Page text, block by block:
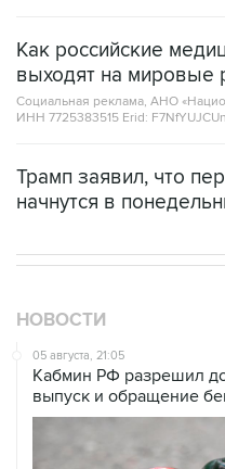
Как российские
выходят на мировые
Социальная реклама, АНО
ИНН 7725383515 Erid:
Трамп заявил, что
начнутся в
НОВОСТИ
05 августа, 21:05
Кабмин РФ разрешил
выпуск и обращение